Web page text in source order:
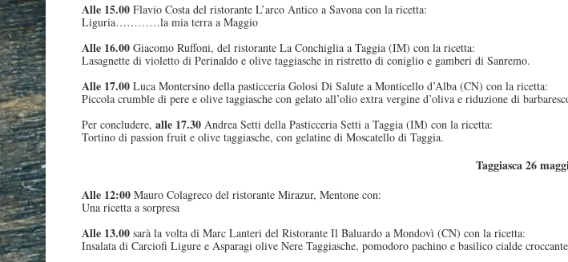
Alle 15.00 Flavio Costa del ristorante L’arco Antico a Savona con la ricetta:
Liguria…………la mia terra a Maggio
Alle 16.00 Giacomo Ruffoni, del ristorante La Conchiglia a Taggia (IM) con la ricetta:
Lasagnette di violetto di Perinaldo e olive taggiasche in ristretto di coniglio e gamberi di Sanremo.
Alle 17.00 Luca Montersino della pasticceria Golosi Di Salute a Monticello d’Alba (CN) con la ricetta:
Piccola crumble di pere e olive taggiasche con gelato all’olio extra vergine d’oliva e riduzione di
Per concludere, alle 17.30 Andrea Setti della Pasticceria Setti a Taggia (IM) con la ricetta:
Tortino di passion fruit e olive taggiasche, con gelatine di Moscatello di Taggia.
Taggiasca 26
Alle 12:00 Mauro Colagreco del ristorante Mirazur, Mentone con:
Una ricetta a sorpresa
Alle 13.00 sarà la volta di Marc Lanteri del Ristorante Il Baluardo a Mondovì (CN) con la ricetta:
Insalata di Carciofi Ligure e Asparagi olive Nere Taggiasche, pomodoro pachino e basilico cialde